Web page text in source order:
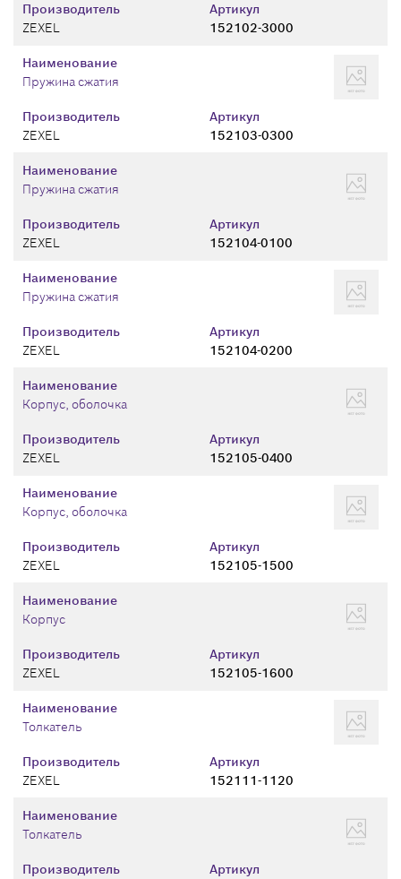
Производитель
ZEXEL
Артикул
152102-3000
Производитель
ZEXEL
Артикул
152103-0300
Наименование
Пружина сжатия
Производитель
ZEXEL
Артикул
152104-0100
Наименование
Пружина сжатия
Производитель
ZEXEL
Артикул
152104-0200
Наименование
Пружина сжатия
Производитель
ZEXEL
Артикул
152105-0400
Наименование
Корпус, оболочка
Производитель
ZEXEL
Артикул
152105-1500
Наименование
Корпус, оболочка
Производитель
ZEXEL
Артикул
152105-1600
Наименование
Корпус
Производитель
ZEXEL
Артикул
152111-1120
Наименование
Толкатель
Производитель
Артикул
Наименование
Толкатель